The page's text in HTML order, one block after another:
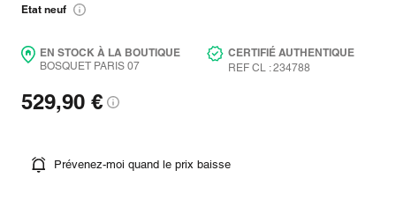
Etat neuf
EN STOCK À LA BOUTIQUE
BOSQUET PARIS 07
CERTIFIÉ AUTHENTIQUE
REF CL : 234788
529,90 €
Prévenez-moi quand le prix baisse